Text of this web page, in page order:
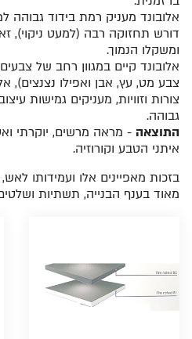
אלובונד מעניק רמת בידוד גבוהה
דורש תחזוקה רבה (למעט ניקוי),
ומשקלו הנמוך.
אלובונד קיים במגוון רחב של
צבע מט, עץ, אבן ואפילו נצנצים),
צורות וזוויות, מעניקים גמישות
גבוהה.
התוצאה - מראה מרשים, יוקרתי
איתני הטבע וקורוזיה.
בזכות מאפיינים אלו ועמידותו
מאוד בענף הבנייה, תשתיות